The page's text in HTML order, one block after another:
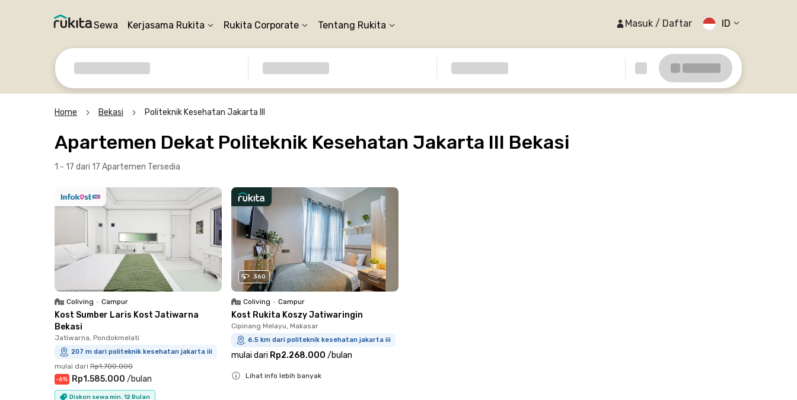
Sewa Kerjasama Rukita Rukita Corporate Tentang Rukita Masuk / Daftar ID
Home Bekasi Politeknik Kesehatan Jakarta III
Apartemen Dekat Politeknik Kesehatan Jakarta III Bekasi
1 - 17 dari 17 Apartemen Tersedia
Coliving • Campur
Kost Sumber Laris Kost Jatiwarna
Bekasi
Jatiwarna, Pondokmelati
207 m dari politeknik kesehatan jakarta iii
mulai dari Rp1.700.000
-6% Rp1.585.000 /bulan
Diskon sewa min. 12 Bulan
360
Coliving • Campur
Kost Rukita Koszy Jatiwaringin
Cipinang Melayu, Makasar
6.5 km dari politeknik kesehatan jakarta iii
mulai dari Rp2.268.000 /bulan
Lihat info lebih banyak